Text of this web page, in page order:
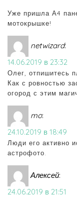
Уже пришла А4
мотокрышке!
netwizard:
14.06.2019 в 23:32
Олег, отпишитесь
Как с ровностью
огород с этим
mo:
24.10.2019 в 18:49
Люди его активно
астрофото.
Алексей:
24.06.2019 в 21:51